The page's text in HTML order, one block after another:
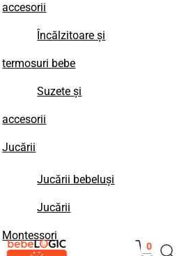
accesorii
Încălzitoare și
termosuri bebe
Suzete și
accesorii
Jucării
Jucării bebeluși
Jucării
Montessori
0